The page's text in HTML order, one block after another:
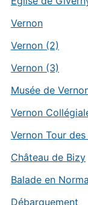
Vernon
Vernon (2)
Vernon (3)
Musée de
Vernon
Vernon Tour
Château de Bizy
Balade en
Débarquement